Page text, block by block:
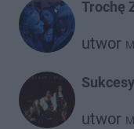
Trochę
utwor
utwor